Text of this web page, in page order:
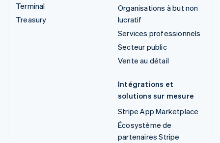
Terminal
Treasury
Organisations à but non
lucratif
Services professionnels
Secteur public
Vente au détail
Intégrations et
solutions sur mesure
Stripe App Marketplace
Écosystème de
partenaires Stripe